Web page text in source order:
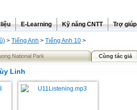
E-Learning Kỹ năng CNTT Trợ giúp
> Tiếng Anh > Tiếng Anh 10 >
National Park Cùng tác giả
Linh